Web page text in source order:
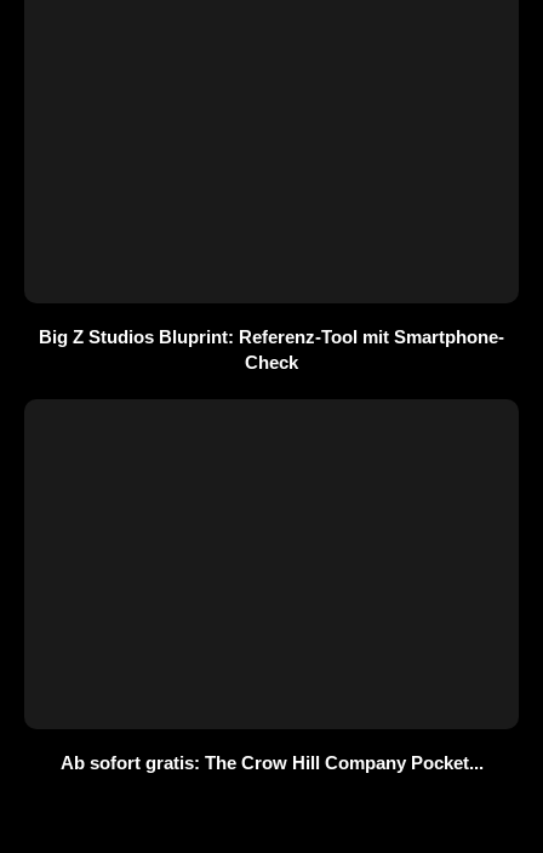
Big Z Studios Bluprint: Referenz-Tool mit Smartphone-
Check
Ab sofort gratis: The Crow Hill Company Pocket...